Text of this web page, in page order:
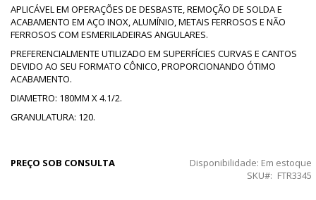
APLICÁVEL EM OPERAÇÕES DE DESBASTE, REMOÇÃO DE SOLDA E
ACABAMENTO EM AÇO INOX, ALUMÍNIO, METAIS FERROSOS E NÃO
FERROSOS COM ESMERILADEIRAS ANGULARES.
PREFERENCIALMENTE UTILIZADO EM SUPERFÍCIES CURVAS E CANTOS
DEVIDO AO SEU FORMATO CÔNICO, PROPORCIONANDO ÓTIMO
ACABAMENTO.
DIAMETRO: 180MM X 4.1/2.
GRANULATURA: 120.
PREÇO SOB CONSULTA Disponibilidade: Em estoque
SKU
FTR3345